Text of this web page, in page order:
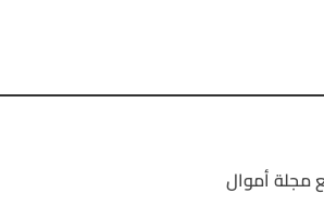
مجلة أموال